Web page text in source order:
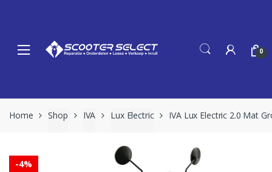
0
Home Shop IVA Lux Electric IVA Lux Electric 2.0 Mat
-4%